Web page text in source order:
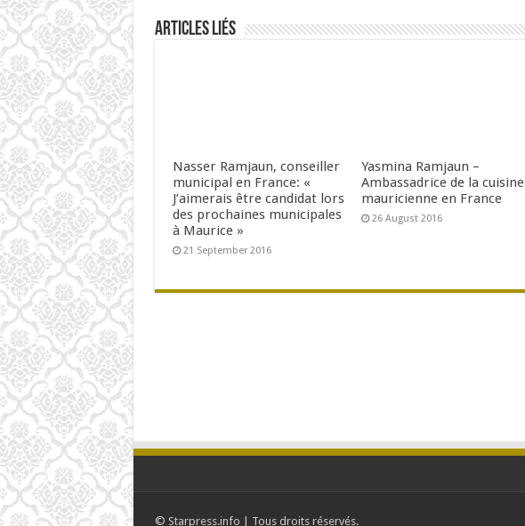
Articles Liés
Nasser Ramjaun, conseiller
municipal en France: «
J’aimerais être candidat lors
des prochaines municipales
à Maurice »
21 September 2016
Yasmina Ramjaun –
Ambassadrice de la cuisine
mauricienne en France
26 August 2016
© Starpress.info | Tous droits réservés.